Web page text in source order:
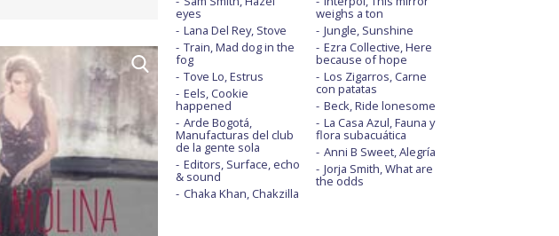
eyes
Lana Del Rey, Stove
Train, Mad dog in the
fog
Tove Lo, Estrus
Eels, Cookie
happened
Arde Bogotá,
Manufacturas del club
de la gente sola
Editors, Surface, echo
& sound
Chaka Khan, Chakzilla
weighs a ton
Jungle, Sunshine
Ezra Collective, Here
because of hope
Los Zigarros, Carne
con patatas
Beck, Ride lonesome
La Casa Azul, Fauna y
flora subacuática
Anni B Sweet, Alegría
Jorja Smith, What are
the odds